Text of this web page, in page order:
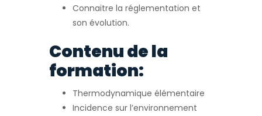
Connaitre la réglementation et
son évolution.
Contenu de la
formation:
Thermodynamique élémentaire
Incidence sur l’environnement